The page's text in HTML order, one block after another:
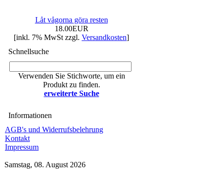
Låt vågorna göra resten
18.00EUR
[inkl. 7% MwSt zzgl. Versandkosten]
Schnellsuche
Verwenden Sie Stichworte, um ein
Produkt zu finden.
erweiterte Suche
Informationen
AGB's und Widerrufsbelehrung
Kontakt
Impressum
Samstag, 08. August 2026